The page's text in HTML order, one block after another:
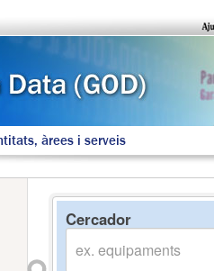
àrees i serveis
Cercador